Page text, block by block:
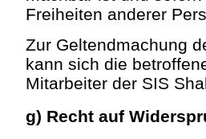
Freiheiten anderer
Zur Geltendmachung
kann sich die
Mitarbeiter der SIS
g) Recht auf